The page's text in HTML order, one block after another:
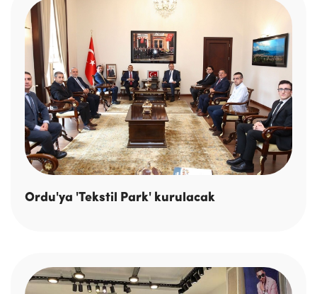
Ordu'ya 'Tekstil Park' kurulacak